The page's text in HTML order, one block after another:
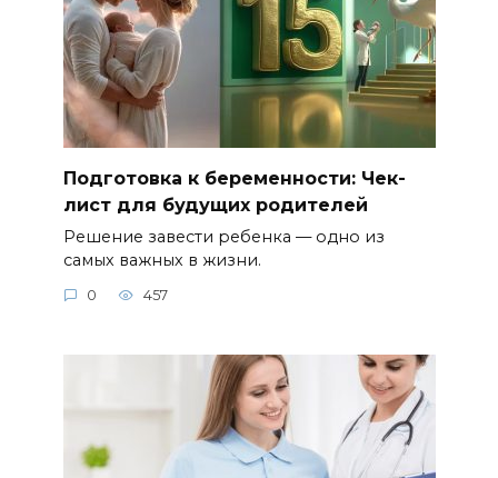
Подготовка к беременности: Чек-
лист для будущих родителей
Решение завести ребенка — одно из
самых важных в жизни.
0 457